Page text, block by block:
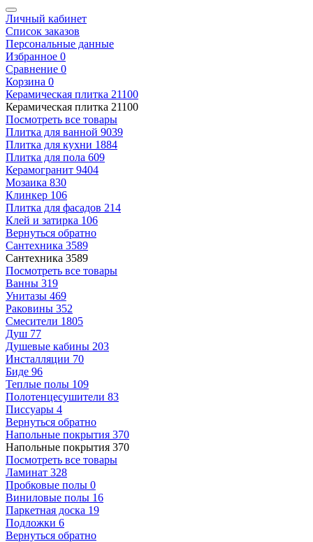
Личный кабинет
Список заказов
Персональные данные
Избранное 0
Сравнение 0
Корзина 0
Керамическая плитка 21100
Керамическая плитка 21100
Посмотреть все товары
Плитка для ванной 9039
Плитка для кухни 1884
Плитка для пола 609
Керамогранит 9404
Мозаика 830
Клинкер 106
Плитка для фасадов 214
Клей и затирка 106
Вернуться обратно
Сантехника 3589
Сантехника 3589
Посмотреть все товары
Ванны 319
Унитазы 469
Раковины 352
Смесители 1805
Душ 77
Душевые кабины 203
Инсталляции 70
Биде 96
Теплые полы 109
Полотенцесушители 83
Писсуары 4
Вернуться обратно
Напольные покрытия 370
Напольные покрытия 370
Посмотреть все товары
Ламинат 328
Пробковые полы 0
Виниловые полы 16
Паркетная доска 19
Подложки 6
Вернуться обратно